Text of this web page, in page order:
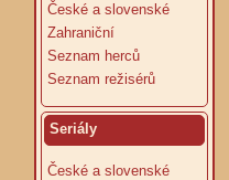
České a slovenské
Zahraniční
Seznam herců
Seznam režisérů
Seriály
České a slovenské